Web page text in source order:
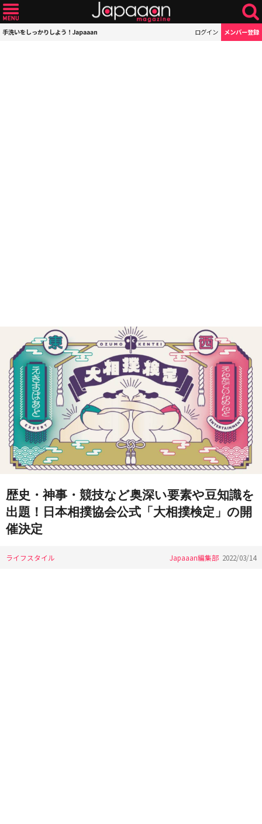
手洗いをしっかりしよう！Japaaan ログイン メンバー登録
歴史・神事・競技など奥深い要素や豆知識を
出題！日本相撲協会公式「大相撲検定」の開
催決定
ライフスタイル Japaaan編集部 2022/03/14